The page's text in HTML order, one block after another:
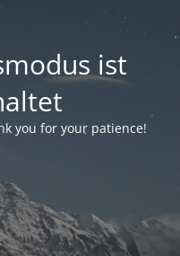
ist
you for your patience!